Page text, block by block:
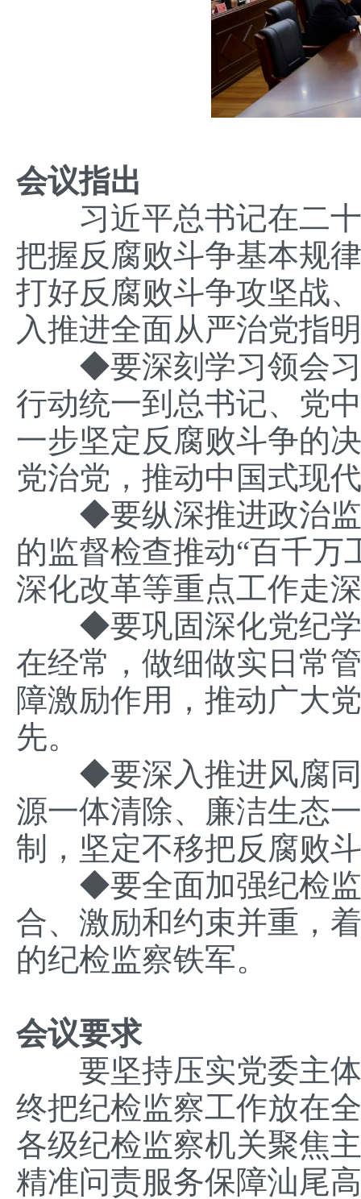
会议指出
习近平总书记在二十
把握反腐败斗争基本规
打好反腐败斗争攻坚战
入推进全面从严治党指
◆要深刻学习领会
行动统一到总书记、党
一步坚定反腐败斗争的
党治党，推动中国式现
◆要纵深推进政治
的监督检查推动“百千万
深化改革等重点工作走
◆要巩固深化党纪
在经常，做细做实日常
障激励作用，推动广大
先。
◆要深入推进风腐
源一体清除、廉洁生态
制，坚定不移把反腐败
◆要全面加强纪检
合、激励和约束并重，
的纪检监察铁军。
会议要求
要坚持压实党委主体
终把纪检监察工作放在
各级纪检监察机关聚焦
精准问责服务保障汕尾